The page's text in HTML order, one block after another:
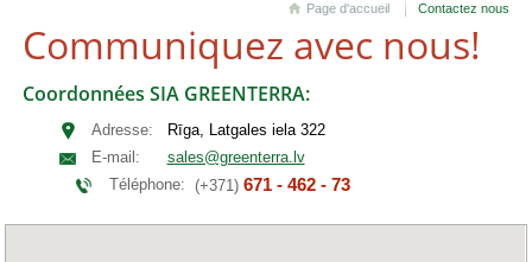
Page d'accueil Contactez nous
Communiquez avec nous!
Coordonnées SIA GREENTERRA:
Adresse:
Rīga, Latgales iela 322
E-mail:
sales@greenterra.lv
Téléphone: (+371) 671 - 462 - 73